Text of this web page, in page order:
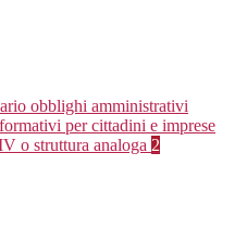
obblighi amministrativi
per cittadini e imprese
o struttura analoga 2